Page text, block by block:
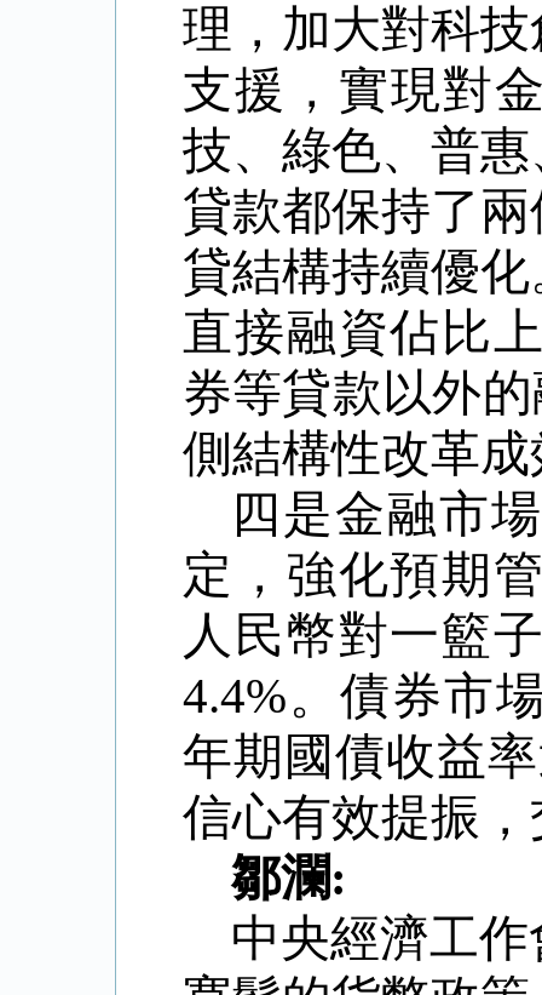
理，加大對科
支援，實現對
技、綠色、普
貸款都保持了
貸結構持續優
直接融資佔比
券等貸款以外
側結構性改革
四是金融市
定，強化預期
人民幣對一籃
4.4%。債券市
年期國債收益
信心有效提振
鄒瀾:
中央經濟工